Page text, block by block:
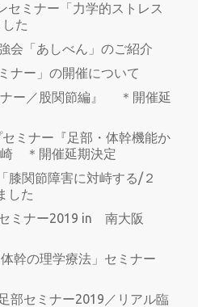
ミナー「力学的ストレス
た
会「あしべん」のご紹介
ナー」の開催について
ー／股関節編』 ＊開催延
ミナー『足部・体幹機能か
崎 ＊開催延期決定
膝関節障害に対峙する/２
した
セミナー2019 in 南大阪
幹の理学療法」セミナー
部セミナー2019／リアル臨